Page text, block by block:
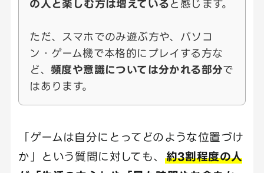
の人と楽しむ方は増えている と感じます。
ただ、スマホでのみ遊ぶ方や、パソコ
ン・ゲーム機で本格的にプレイする方な
ど、頻度や意識については分かれる部分で
はあります。
「ゲームは自分にとってどのような位置づけ
か」という質問に対しても、 約3割程度の人